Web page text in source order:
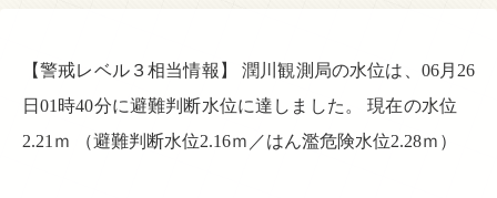
【警戒レベル３相当情報】 潤川観測局の水位は、06月26
日01時40分に避難判断水位に達しました。 現在の水位
2.21ｍ （避難判断水位2.16ｍ／はん濫危険水位2.28ｍ）